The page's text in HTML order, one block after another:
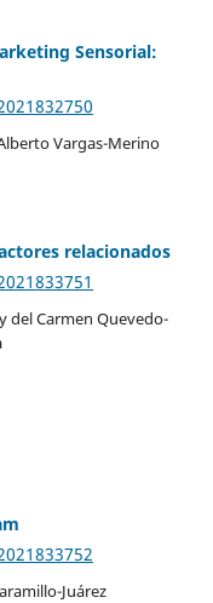
Sensorial:
Vargas-Merino
relacionados
del Carmen Quevedo-
Juárez